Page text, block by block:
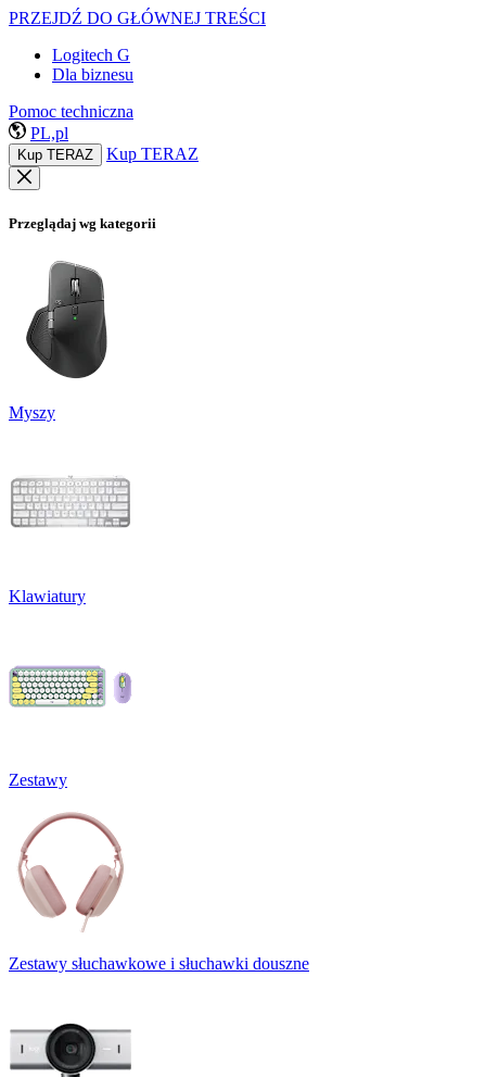
PRZEJDŹ DO GŁÓWNEJ TREŚCI
Logitech G
Dla biznesu
Pomoc techniczna
PL,pl
Kup TERAZ Kup TERAZ
Przeglądaj wg kategorii
Myszy
Klawiatury
Zestawy
Zestawy słuchawkowe i słuchawki douszne